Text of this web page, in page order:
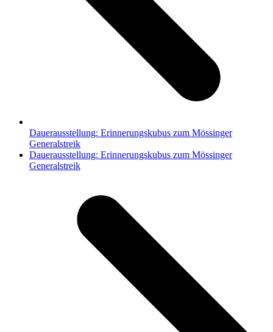
Dauerausstellung: Erinnerungskubus zum Mössinger
Generalstreik
Nächster
Beitrag:
Dauerausstellung: Erinnerungskubus zum Mössinger
Generalstreik